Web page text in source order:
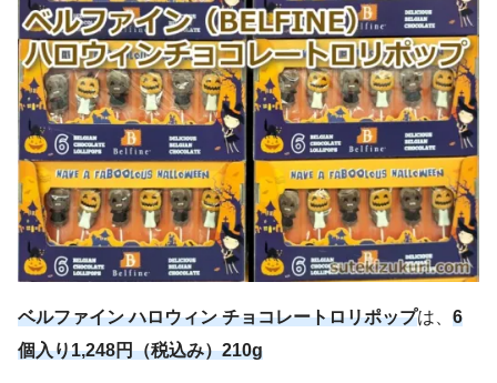
ベルファイン ハロウィン チョコレートロリポップは、 6
個入り1,248円（税込み）210g